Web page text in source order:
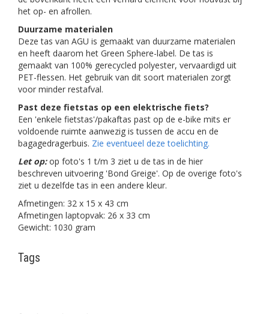
het op- en afrollen.
Duurzame materialen
Deze tas van AGU is gemaakt van duurzame materialen
en heeft daarom het Green Sphere-label. De tas is
gemaakt van 100% gerecycled polyester, vervaardigd uit
PET-flessen. Het gebruik van dit soort materialen zorgt
voor minder restafval.
Past deze fietstas op een elektrische fiets?
Een 'enkele fietstas'/pakaftas past op de e-bike mits er
voldoende ruimte aanwezig is tussen de accu en de
bagagedragerbuis. Zie eventueel deze toelichting.
Let op: op foto's 1 t/m 3 ziet u de tas in de hier
beschreven uitvoering 'Bond Greige'. Op de overige foto's
ziet u dezelfde tas in een andere kleur.
Afmetingen: 32 x 15 x 43 cm
Afmetingen laptopvak: 26 x 33 cm
Gewicht: 1030 gram
Tags